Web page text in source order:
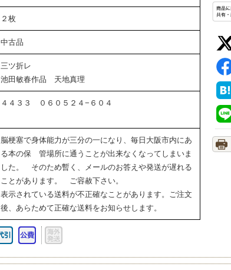
２枚
中古品
三ツ折レ
池田敏春作品 天地真理
４４３３ ０６０５２４−６０４
脳梗塞で身体能力が三分の一になり、毎日大阪市内にあ
る本の保 管場所に通うことが出来なくなってしまいま
した。 そのため暫く、メールのお答えや発送が遅れる
ことがあります。 ご容赦下さい。
表示されている送料が不正確なことがあります。ご注文
後、あらためて正確な送料をお知らせします。